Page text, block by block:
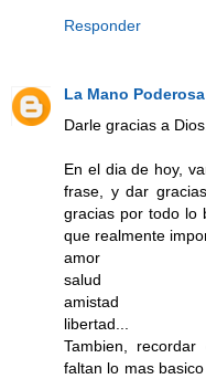
Responder
La Mano Poderosa
Darle gracias a Dios.
En el dia de hoy,
frase, y dar
gracias por todo lo
que realmente
amor
salud
amistad
libertad...
Tambien,
faltan lo mas